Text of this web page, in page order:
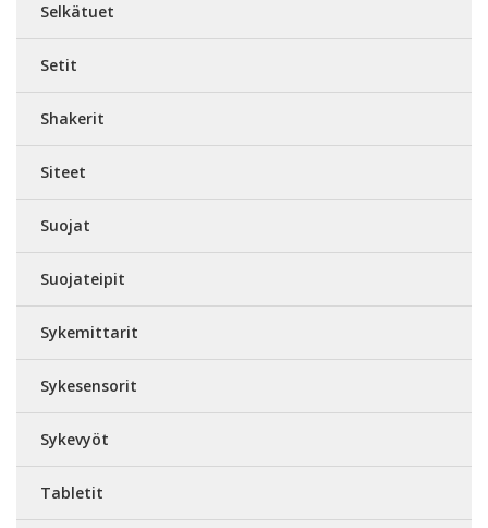
Selkätuet
Setit
Shakerit
Siteet
Suojat
Suojateipit
Sykemittarit
Sykesensorit
Sykevyöt
Tabletit